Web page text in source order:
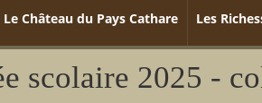
Le Château du Pays Cathare Les
scolaire 2025 -